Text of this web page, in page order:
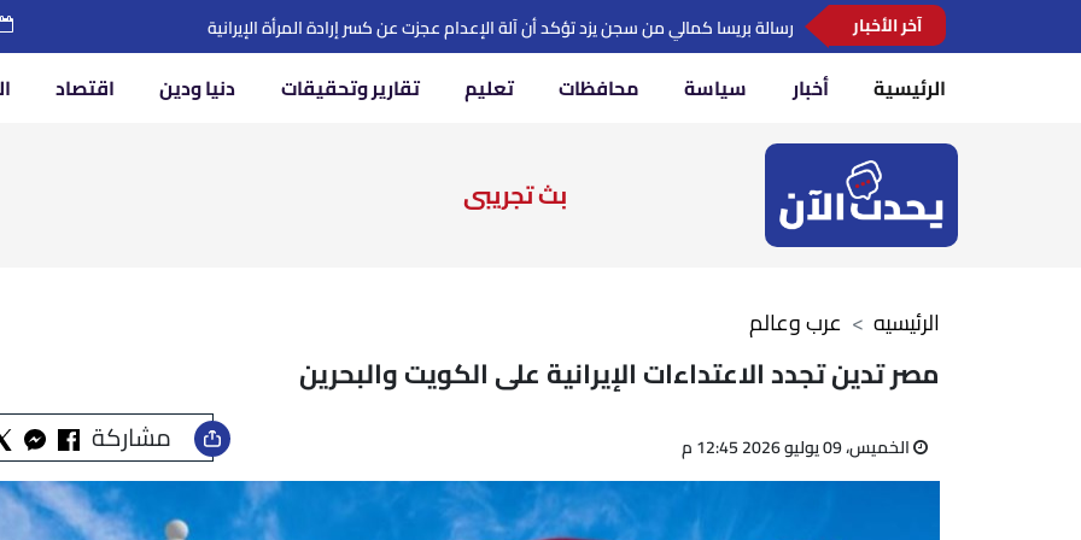
آخر الأخبار
الرئيسية أخبار سياسة محافظات تعليم تقارير وتحقيقات دنيا ودين اقتصاد
بث تجريبى
عرب وعالم الرئيسيه
مصر تدين تجدد الاعتداءات الإيرانية على الكويت والبحرين
الخميس، 09 يوليو 2026 12:45 م مشاركة